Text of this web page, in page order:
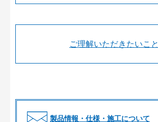
ご理解いただきたいこと
製品情報・仕様・施工について